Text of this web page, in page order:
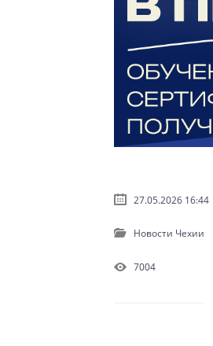
27.05.2026 16:44
Новости Чехии
7004